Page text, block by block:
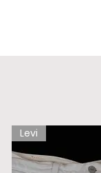
Levi